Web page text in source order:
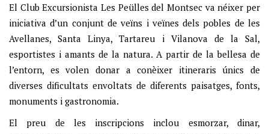
El Club Excursionista Les Peülles del Montsec va néixer per
iniciativa d’un conjunt de veïns i veïnes dels pobles de les
Avellanes, Santa Linya, Tartareu i Vilanova de la Sal,
esportistes i amants de la natura. A partir de la bellesa de
l’entorn, es volen donar a conèixer itineraris únics de
diverses dificultats envoltats de diferents paisatges, fonts,
monuments i gastronomia.
El preu de les inscripcions inclou esmorzar, dinar,